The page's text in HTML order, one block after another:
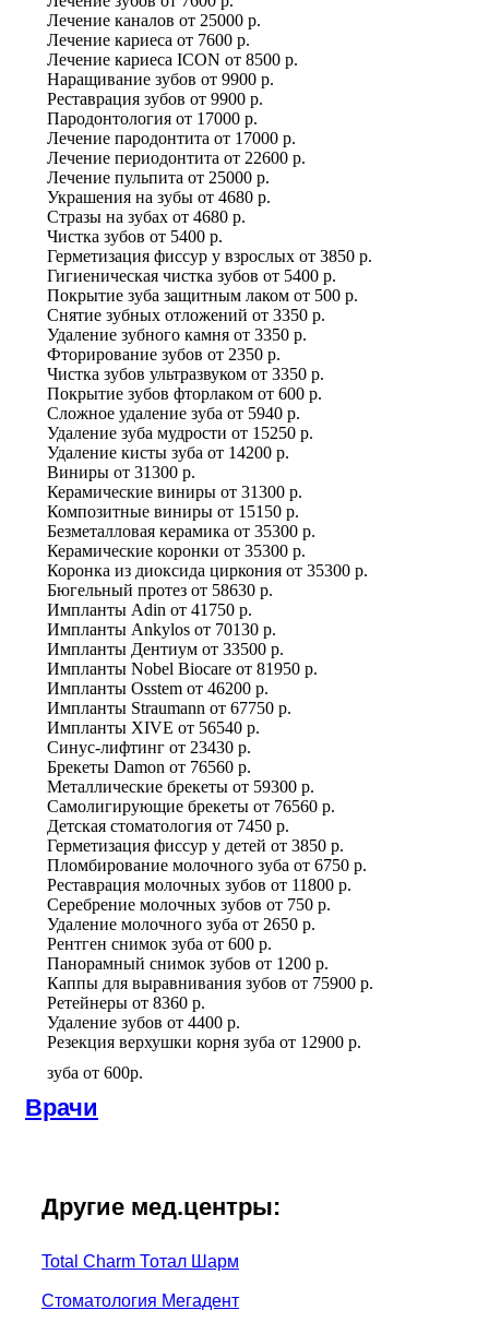
Лечение каналов от 25000 р.
Лечение кариеса от 7600 р.
Лечение кариеса ICON от 8500 р.
Наращивание зубов от 9900 р.
Реставрация зубов от 9900 р.
Пародонтология от 17000 р.
Лечение пародонтита от 17000 р.
Лечение периодонтита от 22600 р.
Лечение пульпита от 25000 р.
Украшения на зубы от 4680 р.
Стразы на зубах от 4680 р.
Чистка зубов от 5400 р.
Герметизация фиссур у взрослых от 3850 р.
Гигиеническая чистка зубов от 5400 р.
Покрытие зуба защитным лаком от 500 р.
Снятие зубных отложений от 3350 р.
Удаление зубного камня от 3350 р.
Фторирование зубов от 2350 р.
Чистка зубов ультразвуком от 3350 р.
Покрытие зубов фторлаком от 600 р.
Сложное удаление зуба от 5940 р.
Удаление зуба мудрости от 15250 р.
Удаление кисты зуба от 14200 р.
Виниры от 31300 р.
Керамические виниры от 31300 р.
Композитные виниры от 15150 р.
Безметалловая керамика от 35300 р.
Керамические коронки от 35300 р.
Коронка из диоксида циркония от 35300 р.
Бюгельный протез от 58630 р.
Импланты Adin от 41750 р.
Импланты Ankylos от 70130 р.
Импланты Дентиум от 33500 р.
Импланты Nobel Biocare от 81950 р.
Импланты Osstem от 46200 р.
Импланты Straumann от 67750 р.
Импланты XIVE от 56540 р.
Синус-лифтинг от 23430 р.
Брекеты Damon от 76560 р.
Металлические брекеты от 59300 р.
Самолигирующие брекеты от 76560 р.
Детская стоматология от 7450 р.
Герметизация фиссур у детей от 3850 р.
Пломбирование молочного зуба от 6750 р.
Реставрация молочных зубов от 11800 р.
Серебрение молочных зубов от 750 р.
Удаление молочного зуба от 2650 р.
Рентген снимок зуба от 600 р.
Панорамный снимок зубов от 1200 р.
Каппы для выравнивания зубов от 75900 р.
Ретейнеры от 8360 р.
Удаление зубов от 4400 р.
Резекция верхушки корня зуба от 12900 р.
зуба от 600р.
Врачи
Другие мед.центры:
Total Charm Тотал Шарм
Стоматология Мегадент